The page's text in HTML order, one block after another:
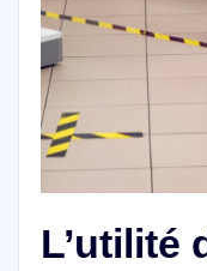
L’utilité